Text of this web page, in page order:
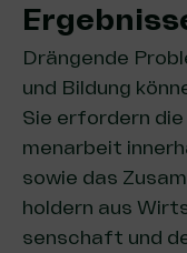
Drän­gen­de
und Bil­dung
Sie erfor­dern
men­ar­beit
sowie das
hol­dern aus
sen­schaft und